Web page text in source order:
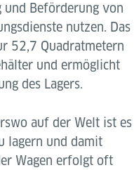
und Beförderung von
nutzen. Das
52,7 Quadratmetern
und ermöglicht
des Lagers.
auf der Welt ist es
lagern und damit
Wagen erfolgt oft